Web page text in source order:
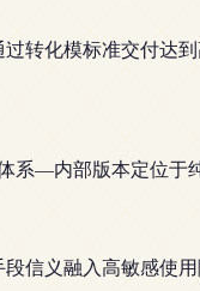
转化模标准交付达
系—内部版本定位
信义融入高敏感使